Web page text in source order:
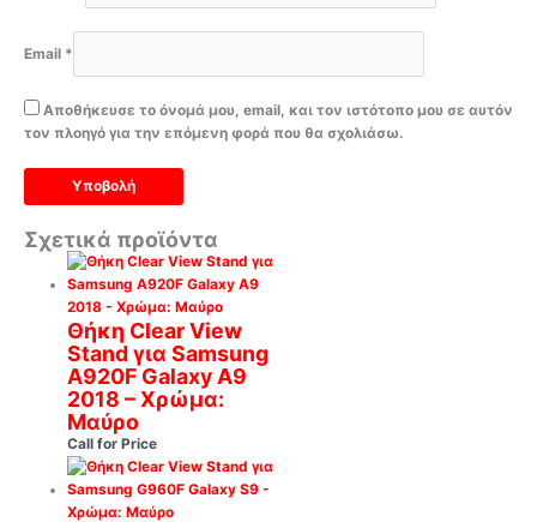
Email *
Αποθήκευσε το όνομά μου, email, και τον ιστότοπο μου σε αυτόν
τον πλοηγό για την επόμενη φορά που θα σχολιάσω.
Σχετικά προϊόντα
Θήκη Clear View
Stand για Samsung
A920F Galaxy A9
2018 – Χρώμα:
Μαύρο
Call for Price